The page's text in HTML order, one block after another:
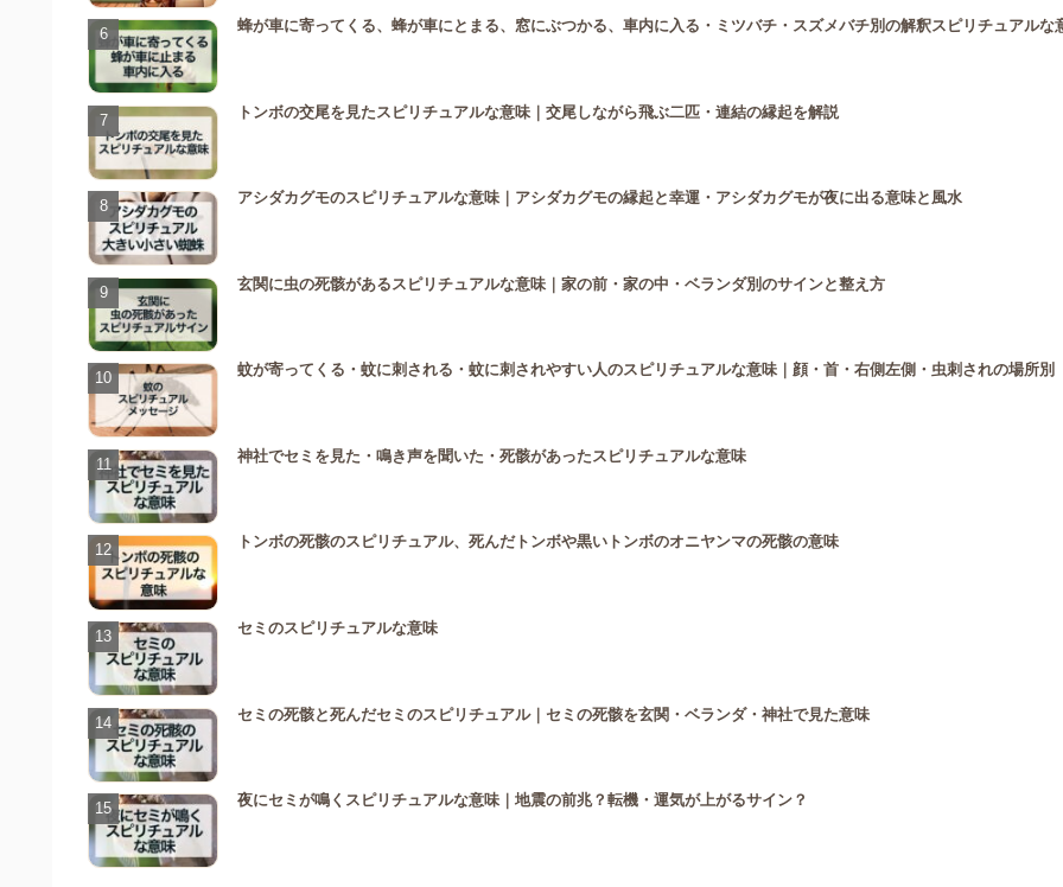
蜂が車に寄ってくる、蜂が車にとまる、窓にぶつかる、車内に入る・ミツバチ・スズメバチ別の解釈スピリチュアルな
トンボの交尾を見たスピリチュアルな意味｜交尾しながら飛ぶ二匹・連結の縁起を解説
アシダカグモのスピリチュアルな意味｜アシダカグモの縁起と幸運・アシダカグモが夜に出る意味と風水
玄関に虫の死骸があるスピリチュアルな意味｜家の前・家の中・ベランダ別のサインと整え方
蚊が寄ってくる・蚊に刺される・蚊に刺されやすい人のスピリチュアルな意味｜顔・首・右側左側・虫刺されの場所別
神社でセミを見た・鳴き声を聞いた・死骸があったスピリチュアルな意味
トンボの死骸のスピリチュアル、死んだトンボや黒いトンボのオニヤンマの死骸の意味
セミのスピリチュアルな意味
セミの死骸と死んだセミのスピリチュアル｜セミの死骸を玄関・ベランダ・神社で見た意味
夜にセミが鳴くスピリチュアルな意味｜地震の前兆？転機・運気が上がるサイン？